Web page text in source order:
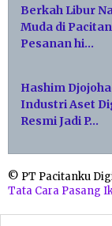
Berkah Libur
Muda di
Pesanan hi…
Hashim
Industri Aset
Resmi Jadi P…
© PT Pacitanku
Tata Cara Pasang